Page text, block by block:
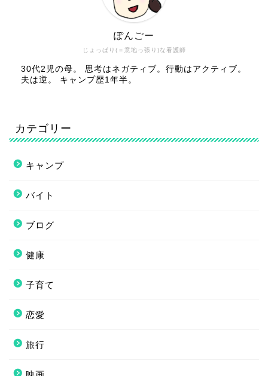
じょっぱり(＝意地っ張り)な看護師
ぽんごー
30代2児の母。 思考はネガティブ。行動はアクティブ。
夫は逆。 キャンプ歴1年半。
カテゴリー
キャンプ
バイト
ブログ
健康
子育て
恋愛
旅行